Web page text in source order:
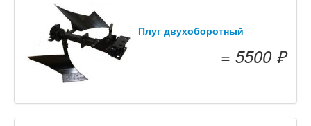
Плуг двухоборотный
= 5500 ₽